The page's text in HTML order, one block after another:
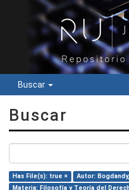
Buscar
Buscar
Has File(s): true ×
Autor:
Materia: Filosofía y Teoría del